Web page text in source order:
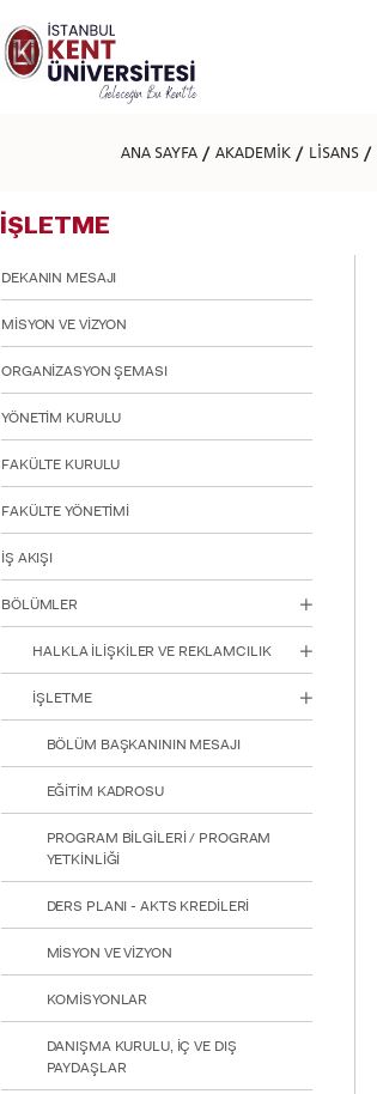
dikkat:
Bu
web
sitesini,
okuyucu
engellilere
ayarlamak
için
Control-
F11'e
basın;
Erişilebilirlik
menüsünü
için
Control-
basın.
ANA SAYFA AKADEMİK LİSANS
İŞLETME
DEKANIN MESAJI
MİSYON VE VİZYON
ORGANİZASYON ŞEMASI
YÖNETİM KURULU
FAKÜLTE KURULU
FAKÜLTE YÖNETİMİ
İŞ AKIŞI
BÖLÜMLER
HALKLA İLİŞKİLER VE REKLAMCILIK
İŞLETME
BÖLÜM BAŞKANININ MESAJI
EĞİTİM KADROSU
PROGRAM BİLGİLERİ / PROGRAM
YETKİNLİĞİ
DERS PLANI - AKTS KREDİLERİ
MİSYON VE VİZYON
KOMİSYONLAR
DANIŞMA KURULU, İÇ VE DIŞ
PAYDAŞLAR